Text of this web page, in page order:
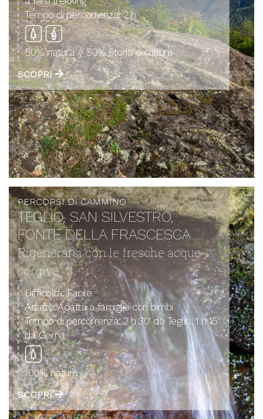
Tempo di percorrenza:2 h
50% natura // 50% storia e cultura
SCOPRI
PERCORSI DI CAMMINO
TEGLIO, SAN SILVESTRO,
FONTE DELLA FRASCESCA
Rigenerarsi con le fresche acque
sorgive
Difficoltà:Facile
Adatto:Adatta a famiglie con bimbi
Tempo di percorrenza:2 h 30' da Teglio, 1 h 15'
da Gema
100% natura
SCOPRI